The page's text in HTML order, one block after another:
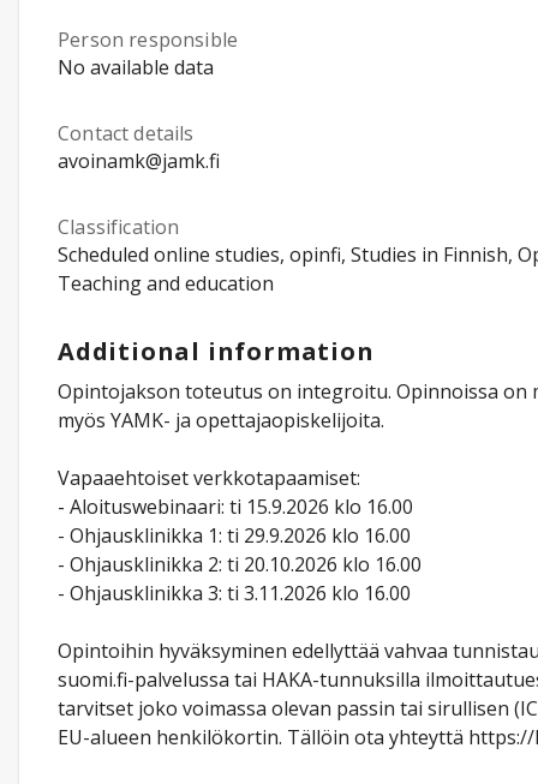
Person responsible
No available data
Contact details
avoinamk@jamk.fi
Classification
Scheduled online studies, opinfi, Studies in Finnish,
Teaching and education
Additional information
Opintojakson toteutus on integroitu. Opinnoissa on
myös YAMK- ja opettajaopiskelijoita.
Vapaaehtoiset verkkotapaamiset:​
- Aloituswebinaari: ti 15.9.2026 klo 16.00
- Ohjausklinikka 1: ti 29.9.2026 klo 16.00
- Ohjausklinikka 2: ti 20.10.2026 klo 16.00
- Ohjausklinikka 3: ti 3.11.2026 klo 16.00
Opintoihin hyväksyminen edellyttää vahvaa
suomi.fi-palvelussa tai HAKA-tunnuksilla
tarvitset joko voimassa olevan passin tai sirullisen
EU-alueen henkilökortin. Tällöin ota yhteyttä